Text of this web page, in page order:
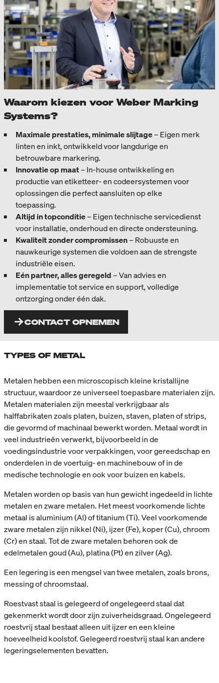
Waarom kiezen voor Weber Marking
Systems?
Maximale prestaties, minimale slijtage– Eigen merk
linten en inkt, ontwikkeld voor langdurige en
betrouwbare markering.
Innovatie op maat– In-house ontwikkeling en
productie van etiketteer- en codeersystemen voor
oplossingen die perfect aansluiten op elke
toepassing.
Altijd in topconditie– Eigen technische servicedienst
voor installatie, onderhoud en directe ondersteuning.
Kwaliteit zonder compromissen– Robuuste en
nauwkeurige systemen die voldoen aan de strengste
industriële eisen.
Eén partner, alles geregeld– Van advies en
implementatie tot service en support, volledige
ontzorging onder één dak.
CONTACT OPNEMEN
TYPES OF METAL
Metalen hebben een microscopisch kleine kristallijne
structuur, waardoor ze universeel toepasbare materialen zijn.
Metalen materialen zijn meestal verkrijgbaar als
halffabrikaten zoals platen, buizen, staven, platen of strips,
die gevormd of machinaal bewerkt worden. Metaal wordt in
veel industrieën verwerkt, bijvoorbeeld in de
voedingsindustrie voor verpakkingen, voor gereedschap en
onderdelen in de voertuig- en machinebouw of in de
medische technologie en ook voor buizen en kabels.
Metalen worden op basis van hun gewicht ingedeeld in lichte
metalen en zware metalen. Het meest voorkomende lichte
metaal is aluminium (Al) of titanium (Ti). Veel voorkomende
zware metalen zijn nikkel (Ni), ijzer (Fe), koper (Cu), chroom
(Cr) en staal. Tot de zware metalen behoren ook de
edelmetalen goud (Au), platina (Pt) en zilver (Ag).
Een legering is een mengsel van twee metalen, zoals brons,
messing of chroomstaal.
Roestvast staal is gelegeerd of ongelegeerd staal dat
gekenmerkt wordt door zijn zuiverheidsgraad. Ongelegeerd
roestvrij staal bestaat alleen uit ijzer en een kleine
hoeveelheid koolstof. Gelegeerd roestvrij staal kan andere
legeringselementen bevatten.